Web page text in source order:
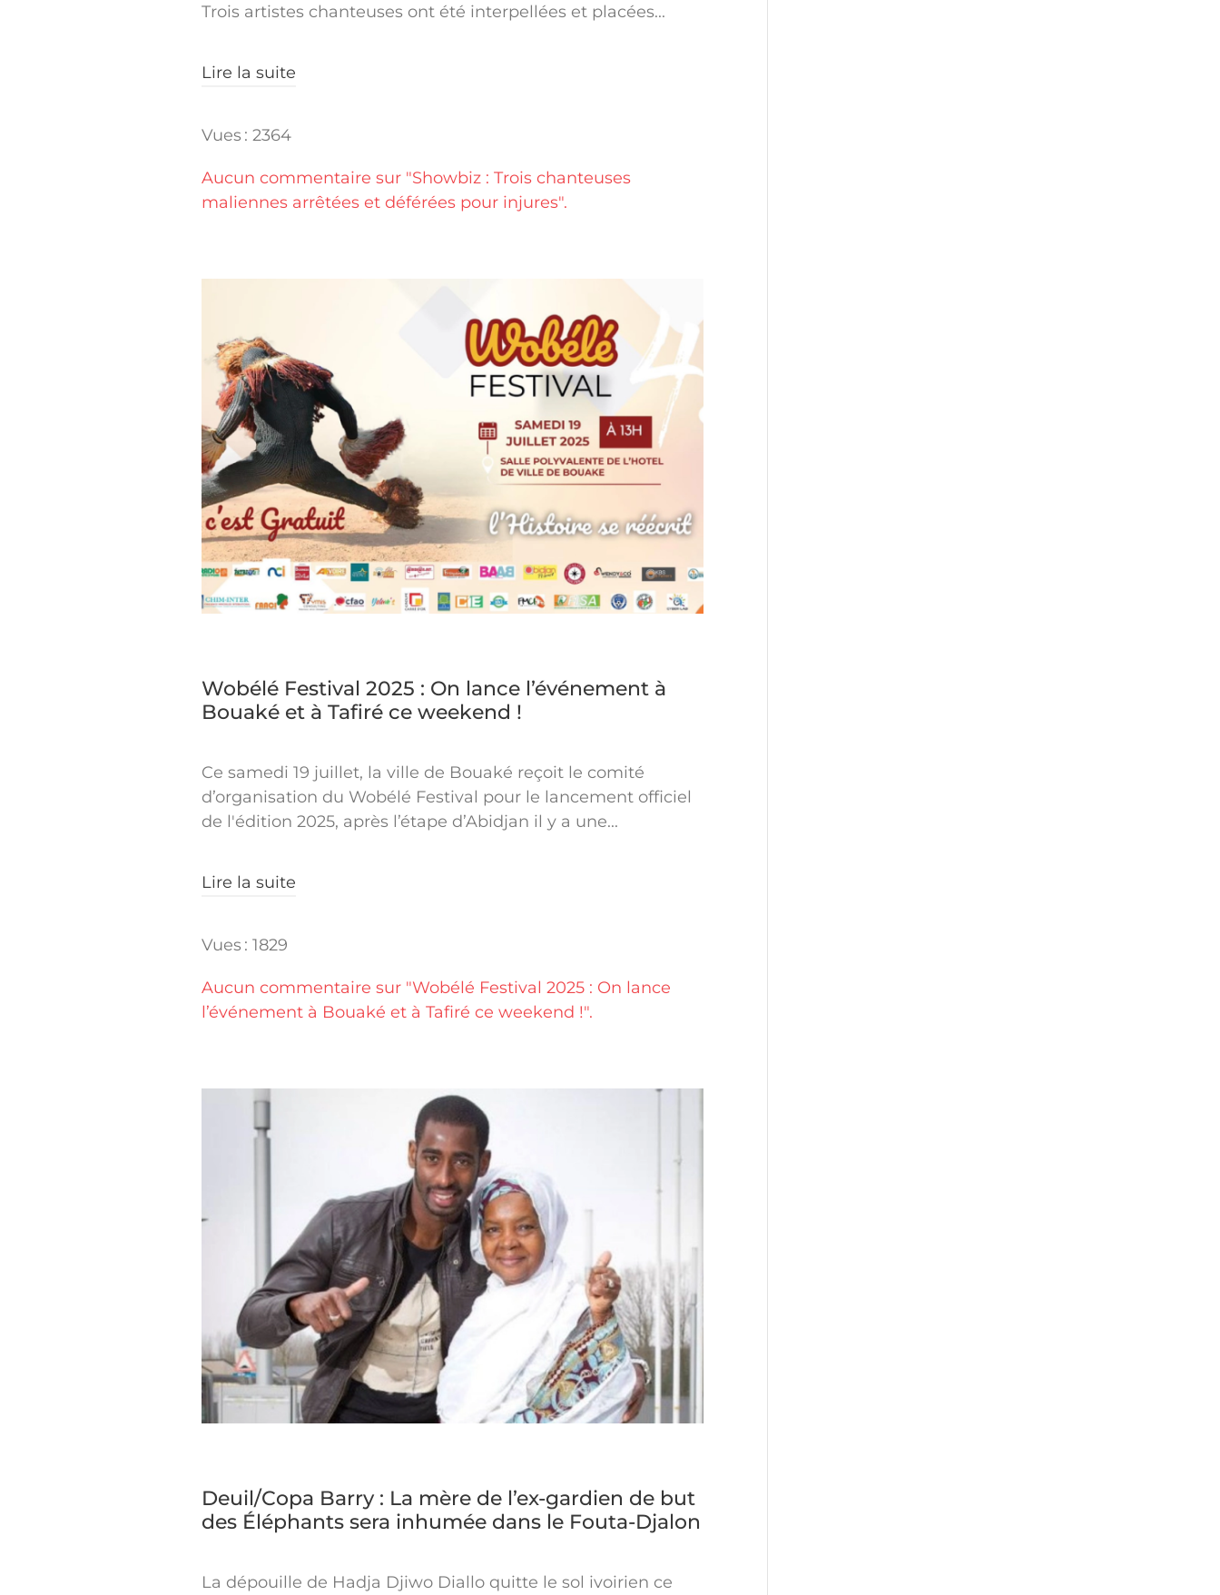
Trois artistes chanteuses ont été interpellées et placées...
Lire la suite
Vues : 2364
Aucun commentaire sur "Showbiz : Trois chanteuses
maliennes arrêtées et déférées pour injures".
Wobélé Festival 2025 : On lance l’événement à
Bouaké et à Tafiré ce weekend !
Ce samedi 19 juillet, la ville de Bouaké reçoit le comité
d’organisation du Wobélé Festival pour le lancement officiel
de l'édition 2025, après l’étape d’Abidjan il y a une...
Lire la suite
Vues : 1829
Aucun commentaire sur "Wobélé Festival 2025 : On lance
l’événement à Bouaké et à Tafiré ce weekend !".
Deuil/Copa Barry : La mère de l’ex-gardien de but
des Éléphants sera inhumée dans le Fouta-Djalon
La dépouille de Hadja Djiwo Diallo quitte le sol ivoirien ce